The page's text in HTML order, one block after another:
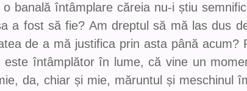
banală întâmplare căreia nu-i știu
a fost să fie? Am dreptul să mă las dus
de a mă justifica prin asta până acum?
este întâmplător în lume, că vine un
da, chiar și mie, măruntul și meschinul